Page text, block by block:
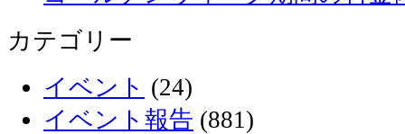
カテゴリー
イベント (24)
イベント報告 (881)